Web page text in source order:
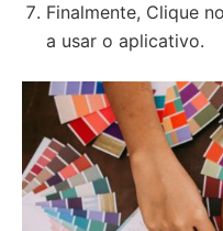
Finalmente, Clique
a usar o aplicativo.